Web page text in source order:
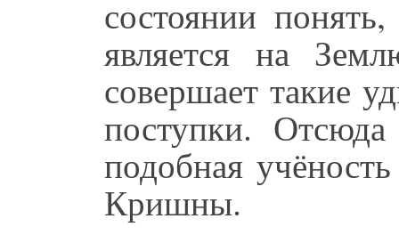
состоянии
является на
совершает такие
поступки.
подобная
Кришны.